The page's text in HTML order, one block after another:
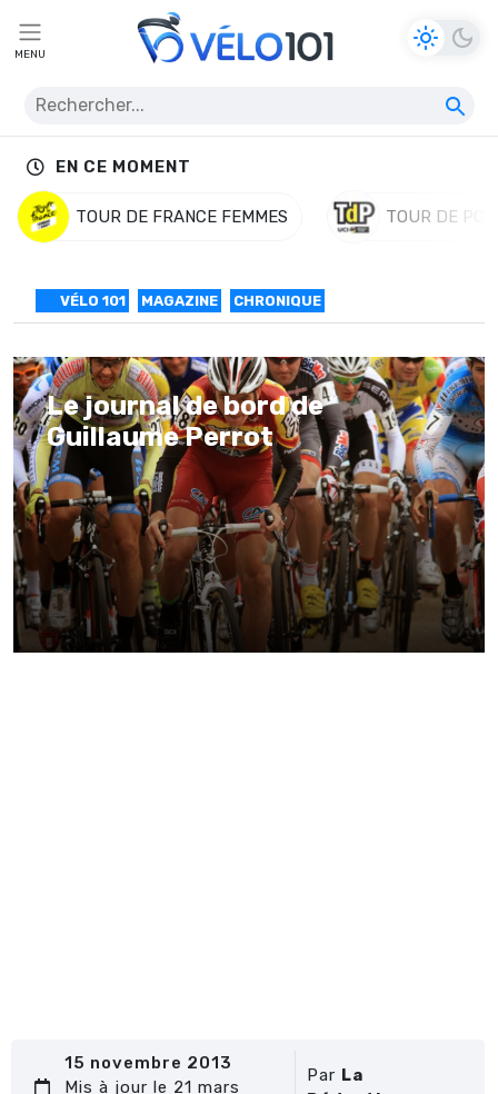
MENU
EN CE MOMENT
TOUR DE FRANCE FEMMES TOUR DE
VÉLO 101 MAGAZINE CHRONIQUE
Le journal de bord de
Guillaume Perrot
15 novembre 2013
Mis à jour le 21 mars
Par La